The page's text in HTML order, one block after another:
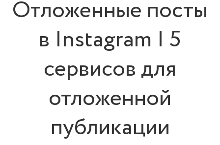
Отложенные посты
в Instagram | 5
сервисов для
отложенной
публикации